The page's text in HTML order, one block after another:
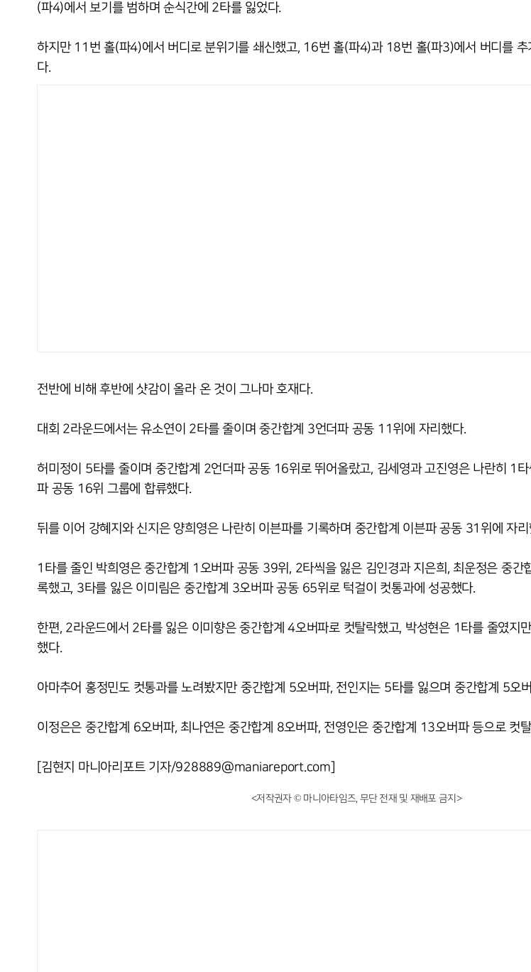
(파4)에서 보기를 범하며 순식간에 2타를 잃었다.
하지만 11번 홀(파4)에서 버디로 분위기를 쇄신했고, 16번 홀(파4)과 18번 홀(파3)에서 버디를
다.
전반에 비해 후반에 샷감이 올라 온 것이 그나마 호재다.
대회 2라운드에서는 유소연이 2타를 줄이며 중간합계 3언더파 공동 11위에 자리했다.
허미정이 5타를 줄이며 중간합계 2언더파 공동 16위로 뛰어올랐고, 김세영과 고진영은 나란히 1
파 공동 16위 그룹에 합류했다.
뒤를 이어 강혜지와 신지은 양희영은 나란히 이븐파를 기록하며 중간합계 이븐파 공동 31위에 자리
1타를 줄인 박희영은 중간합계 1오버파 공동 39위, 2타씩을 잃은 김인경과 지은희, 최운정은 중간
록했고, 3타를 잃은 이미림은 중간합계 3오버파 공동 65위로 턱걸이 컷통과에 성공했다.
한편, 2라운드에서 2타를 잃은 이미향은 중간합계 4오버파로 컷탈락했고, 박성현은 1타를 줄였지
했다.
아마추어 홍정민도 컷통과를 노려봤지만 중간합계 5오버파, 전인지는 5타를 잃으며 중간합계 5오
이정은은 중간합계 6오버파, 최나연은 중간합계 8오버파, 전영인은 중간합계 13오버파 등으로 컷
[김현지 마니아리포트 기자/928889@maniareport.com]
<저작권자 © 마니아타임즈, 무단 전재 및 재배포 금지>